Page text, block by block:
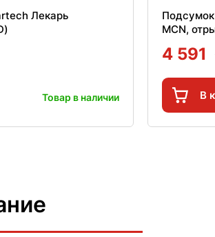
Лекарь
Товар в наличии
MCN,
4 591
В